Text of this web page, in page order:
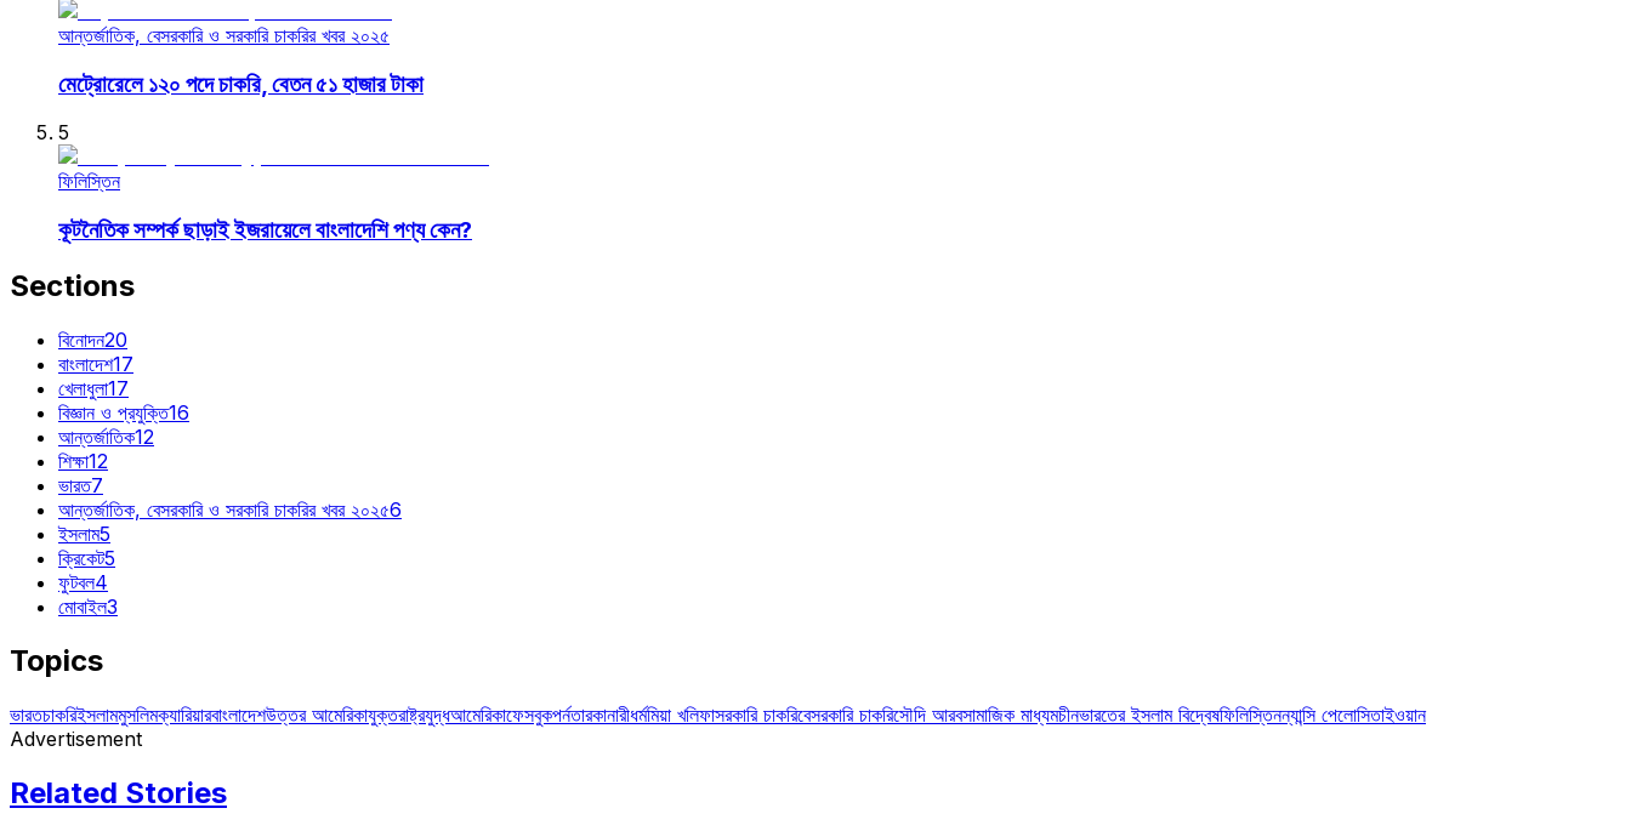
আন্তর্জাতিক, বেসরকারি ও সরকারি চাকরির খবর ২০২৫
মেট্রোরেলে ১২০ পদে চাকরি, বেতন ৫১ হাজার টাকা
5
ফিলিস্তিন
কূটনৈতিক সম্পর্ক ছাড়াই ইজরায়েলে বাংলাদেশি পণ্য কেন?
Sections
বিনোদন20
বাংলাদেশ17
খেলাধুলা17
বিজ্ঞান ও প্রযুক্তি16
আন্তর্জাতিক12
শিক্ষা12
ভারত7
আন্তর্জাতিক, বেসরকারি ও সরকারি চাকরির খবর ২০২৫6
ইসলাম5
ক্রিকেট5
ফুটবল4
মোবাইল3
Topics
ভারতচাকরিইসলামমুসলিমক্যারিয়ারবাংলাদেশউত্তর আমেরিকাযুক্তরাষ্ট্রযুদ্ধআমেরিকাফেসবুকপর্নতারকানারীধর্মমিয়া খলিফাসরকারি চাকরিবেসরকারি চাকরিসৌদি আরবসামাজিক মাধ্যমচীনভারতের ইসলাম বিদ্বেষফিলিস্তিনন্যান্সি পেলোসিতাইওয়ান
Advertisement
Related Stories